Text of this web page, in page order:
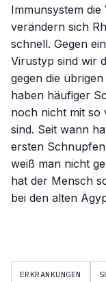
Immunsystem
verändern sich
schnell. Gegen
Virustyp sind wir
gegen die
haben häufiger
noch nicht mit so
sind. Seit wann
ersten
weiß man nicht
hat der Mensch
bei den alten
ERKRANKUNGEN